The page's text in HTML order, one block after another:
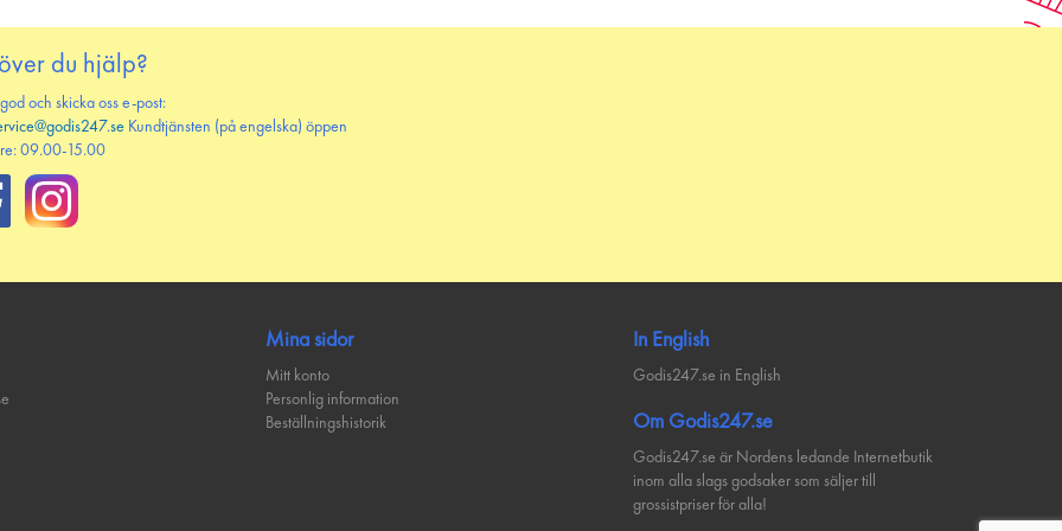
du hjälp?
och skicka oss e-post:
Kundtjänsten (på engelska) öppen
09.00-15.00
Mina sidor
Mitt konto
Personlig information
Beställningshistorik
In English
Godis247.se in English
Om Godis247.se
Godis247.se är Nordens ledande Internetbutik
inom alla slags godsaker som säljer till
grossistpriser för alla!